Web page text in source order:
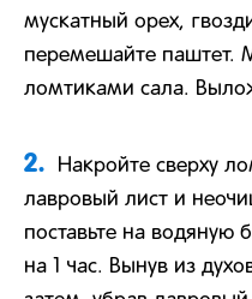
мускатный орех,
перемешайте паштет.
ломтиками сала.
2.
Накройте сверху
лавровый лист и
поставьте на водяную
на 1 час. Вынув из